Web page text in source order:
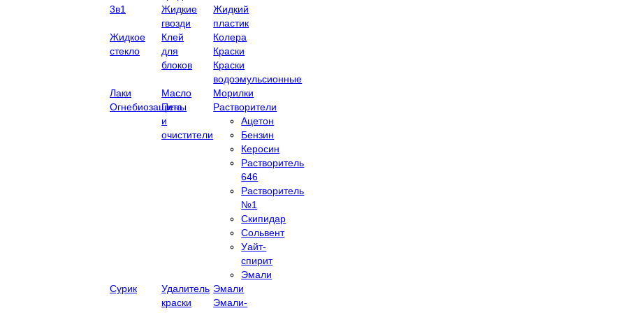
3в1
Жидкие
гвозди
Жидкий
пластик
Жидкое
стекло
Клей
для
блоков
Колера
Краски
Краски
водоэмульсионные
Лаки
Масло
Морилки
Огнебиозащита
Пены
и
очистители
Растворители
Ацетон
Бензин
Керосин
Растворитель
646
Растворитель
№1
Скипидар
Сольвент
Уайт-
спирит
Эмали
Сурик
Удалитель
краски
Эмали
Эмали-